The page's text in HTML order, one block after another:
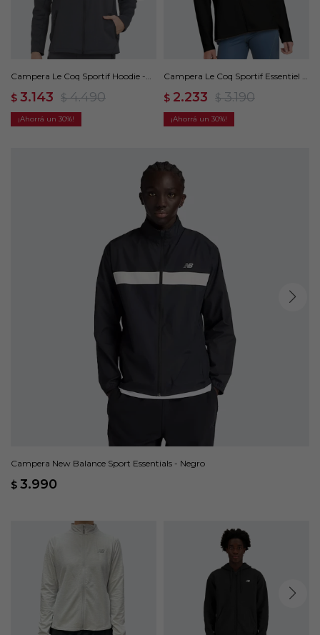
Campera Le Coq Sportif Hoodie -
$ 3.143 $ 4.490
30
Campera Le Coq Sportif Essentiel -
$ 2.233 $ 3.190
30
Campera New Balance Sport Essentials - Negro
$ 3.990